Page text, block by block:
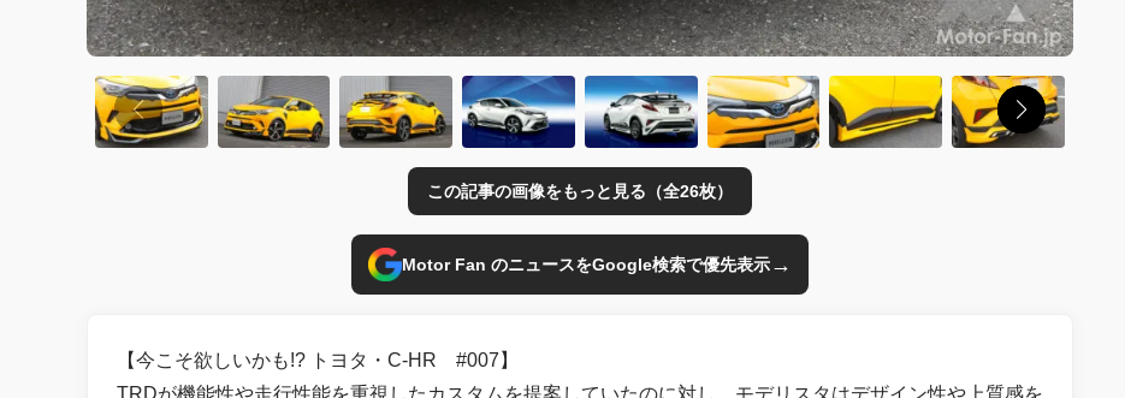
この記事の画像をもっと見る（全26枚）
Motor Fan のニュースをGoogle検索で優先表示→
【今こそ欲しいかも!? トヨタ・C-HR #007】
TRDが機能性や走行性能を重視したカスタムを提案していたのに対し、モデリスタはデザイン性や上質感を